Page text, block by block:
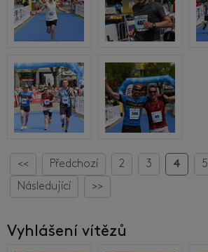
<< Předchozí 2 3 4 5
Následující
>>
Vyhlášení vítězů